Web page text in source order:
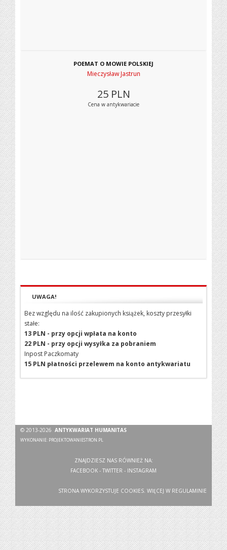
POEMAT O MOWIE POLSKIEJ
Mieczysław Jastrun
25 PLN
Cena w antykwariacie
UWAGA!
Bez względu na ilość zakupionych książek, koszty przesyłki
stałe:
13 PLN - przy opcji wpłata na konto
22 PLN - przy opcji wysyłka za pobraniem
Inpost Paczkomaty
15 PLN płatności przelewem na konto antykwariatu
© 2013-2026ANTYKWARIAT HUMANITAS
WYKONANIE: PROJEKTOWANIESTRON.PL
ZNAJDZIESZ NAS RÓWNIEŻ NA:
FACEBOOK - TWITTER - INSTAGRAM
STRONA WYKORZYSTUJE COOKIES. WIĘCEJ W REGULAMINIE